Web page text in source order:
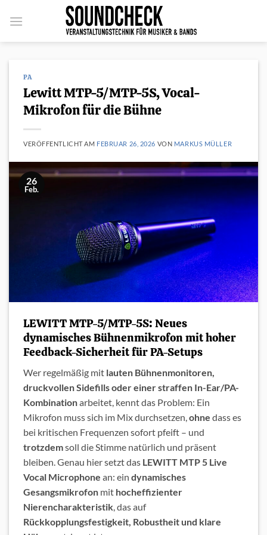
Inhalt
PA
Lewitt MTP-5/MTP-5S, Vocal-
Mikrofon für die Bühne
VERÖFFENTLICHT AM FEBRUAR 26, 2026 VON MARKUS MÜLLER
26
Feb.
LEWITT MTP-5/MTP-5S: Neues
dynamisches Bühnenmikrofon mit hoher
Feedback-Sicherheit für PA-Setups
Wer regelmäßig mit lauten Bühnenmonitoren,
druckvollen Sidefills oder einer straffen In-Ear/PA-
Kombinationarbeitet, kennt das Problem: Ein
Mikrofon muss sich im Mix durchsetzen,ohne dass es
bei kritischen Frequenzen sofort pfeift – und
trotzdemsoll die Stimme natürlich und präsent
bleiben. Genau hier setzt das LEWITT MTP 5 Live
Vocal Microphone an: ein dynamisches
Gesangsmikrofon mit hocheffizienter
Nierencharakteristik, das auf
Rückkopplungsfestigkeit, Robustheit und klare